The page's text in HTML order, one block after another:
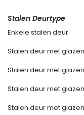
Stalen Deurtype
Enkele stalen deur
Stalen deur met
Stalen deur met
Stalen deur met
Stalen deur met